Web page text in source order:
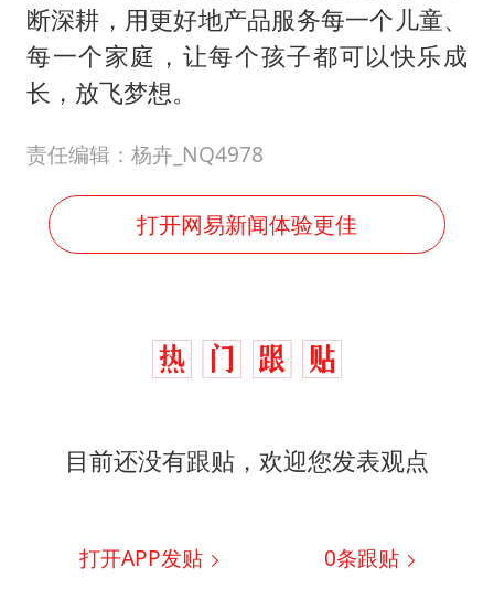
断深耕，用更好地产品服务每一个儿童、
每一个家庭，让每个孩子都可以快乐成
长，放飞梦想。
责任编辑：杨卉_NQ4978
打开网易新闻体验更佳
目前还没有跟贴，欢迎您发表观点
打开APP发贴 0条跟贴